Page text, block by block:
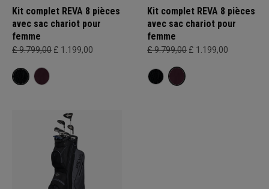
Kit complet REVA 8 pièces
avec sac chariot pour
femme
£ 9.799,00 £ 1.199,00
Kit complet REVA 8 pièces
avec sac chariot pour
femme
£ 9.799,00 £ 1.199,00